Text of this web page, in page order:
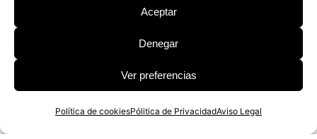
Aceptar
Denegar
Ver preferencias
Política de cookiesPólitica de PrivacidadAviso Legal
Implicaciones para empresas españolas
© 2026 Barrilero